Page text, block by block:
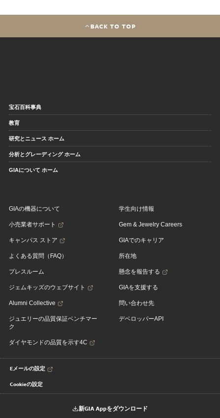
BACK TO TOP
宝石百科事典
教育
研究とニュース ホーム
分析とグレーディング ホーム
GIAについて ホーム
GIAの機器について
小売業者サポート
キャンパス ストア
よくある質問（FAQ）
プレスルーム
ジェムキッズのウェブサイト
Alumni Collective
ジュエリーの品質保証ベンチマー
ク
ダイヤモンドの品質を示す4C
学生向け情報
Gem & Jewelry Careers
GIAでのキャリア
所在地
懸念を報告する
GIAを支援する
問い合わせ先
デベロッパーAPI
Eメールの設定
Cookieの設定
新GIA Appをダウンロード